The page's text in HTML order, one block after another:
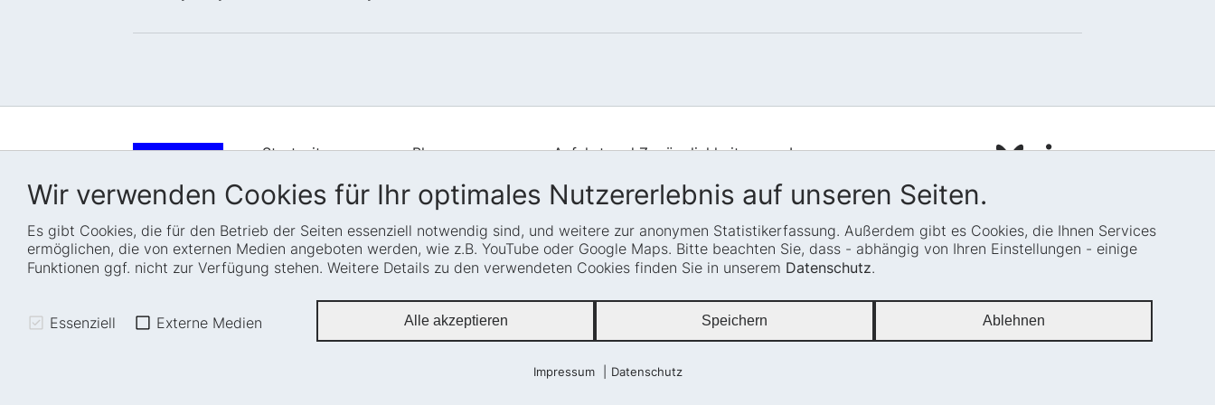
Wir verwenden Cookies für Ihr optimales Nutzererlebnis auf unseren Seiten.
Es gibt Cookies, die für den Betrieb der Seiten essenziell notwendig sind, und weitere zur anonymen Statistikerfassung. Außerdem gibt es Cookies, die Ihnen Services
ermöglichen, die von externen Medien angeboten werden, wie z.B. YouTube oder Google Maps. Bitte beachten Sie, dass - abhängig von Ihren Einstellungen - einige
Funktionen ggf. nicht zur Verfügung stehen. Weitere Details zu den verwendeten Cookies finden Sie in unserem Datenschutz.
Essenziell Externe Medien Alle akzeptieren Speichern Ablehnen
Impressum Datenschutz
Startseite
Wer wir sind
Wie wir arbeiten
Projekte
Fellowships
Blog
Termine
Barrierefreiheit
Transparenz
Anfahrt und Zugänglichkeit
Leichte Sprache
Gebärdensprache
Erklärung zur Barrierefreiheit
Newsletter
Impressum
Sitemap
Cookie-Einstellungen